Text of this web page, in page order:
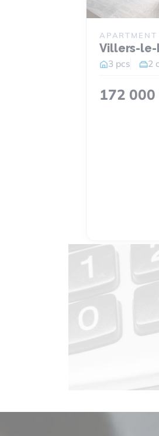
APARTMENT
Villers-le-
3 pcs 2
172 000